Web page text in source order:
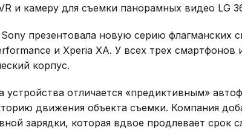
и камеру для съемки панорамных видео LG
презентовала новую серию флагманских
и Xperia XA. У всех трех смартфонов
корпус.
устройства отличается «предиктивным»
движения объекта съемки. Компания
зарядки, которая вдвое продлевает срок